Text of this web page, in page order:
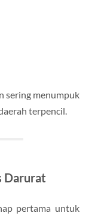
sering menumpuk
terpencil.
Darurat
pertama untuk